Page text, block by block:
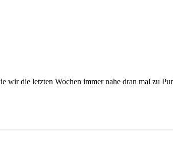
wir die letzten Wochen immer nahe dran mal zu